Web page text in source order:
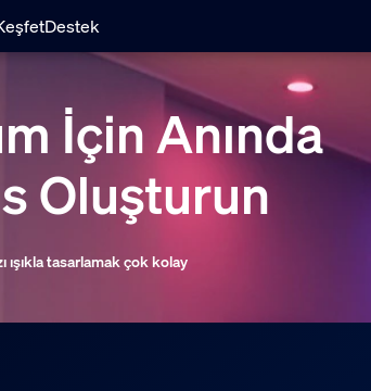
Destek
İçin Anında
Oluşturun
ışıkla tasarlamak çok kolay